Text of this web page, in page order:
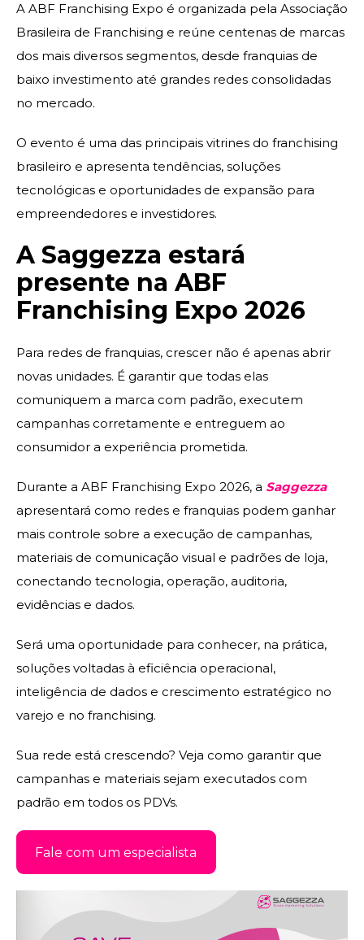
A ABF Franchising Expo é organizada pela Associação
Brasileira de Franchising e reúne centenas de marcas
dos mais diversos segmentos, desde franquias de
baixo investimento até grandes redes consolidadas
no mercado.
O evento é uma das principais vitrines do franchising
brasileiro e apresenta tendências, soluções
tecnológicas e oportunidades de expansão para
empreendedores e investidores.
A Saggezza estará
presente na ABF
Franchising Expo 2026
Para redes de franquias, crescer não é apenas abrir
novas unidades. É garantir que todas elas
comuniquem a marca com padrão, executem
campanhas corretamente e entreguem ao
consumidor a experiência prometida.
Durante a ABF Franchising Expo 2026, a Saggezza
apresentará como redes e franquias podem ganhar
mais controle sobre a execução de campanhas,
materiais de comunicação visual e padrões de loja,
conectando tecnologia, operação, auditoria,
evidências e dados.
Será uma oportunidade para conhecer, na prática,
soluções voltadas à eficiência operacional,
inteligência de dados e crescimento estratégico no
varejo e no franchising.
Sua rede está crescendo? Veja como garantir que
campanhas e materiais sejam executados com
padrão em todos os PDVs.
Fale com um especialista